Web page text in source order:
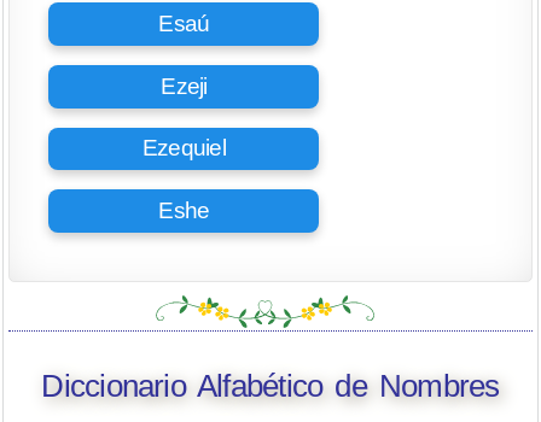
Esaú
Ezeji
Ezequiel
Eshe
Diccionario Alfabético de Nombres